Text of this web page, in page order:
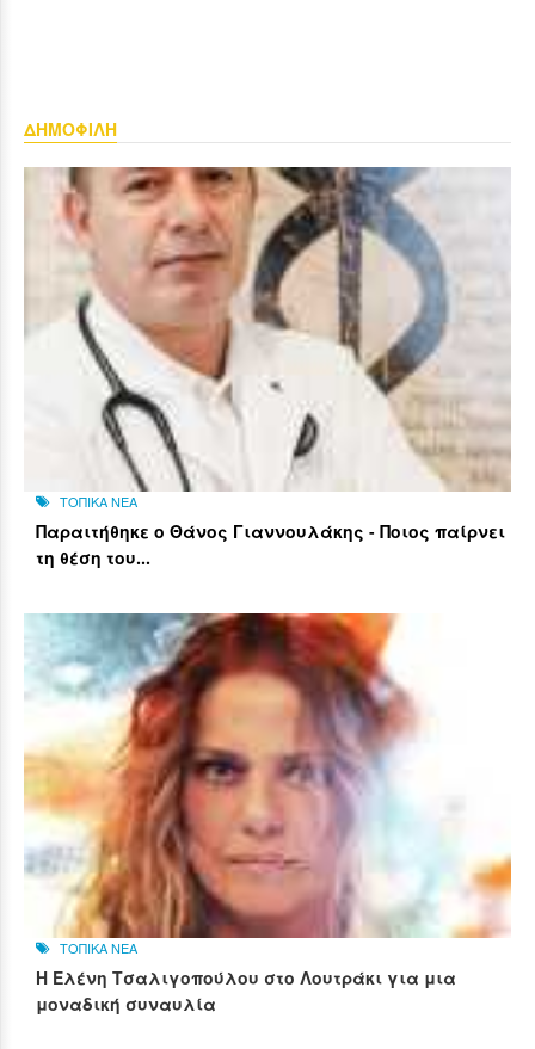
ΔΗΜΟΦΙΛΗ
ΤΟΠΙΚΑ ΝΕΑ
Παραιτήθηκε ο Θάνος Γιαννουλάκης - Ποιος παίρνει
τη θέση του...
ΤΟΠΙΚΑ ΝΕΑ
Η Ελένη Τσαλιγοπούλου στο Λουτράκι για μια
μοναδική συναυλία